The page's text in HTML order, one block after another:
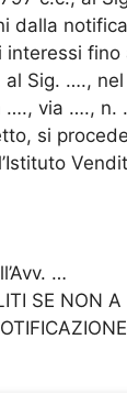
dalla
interessi
al Sig. ….,
…., via …., n.
si
…
SE NON A